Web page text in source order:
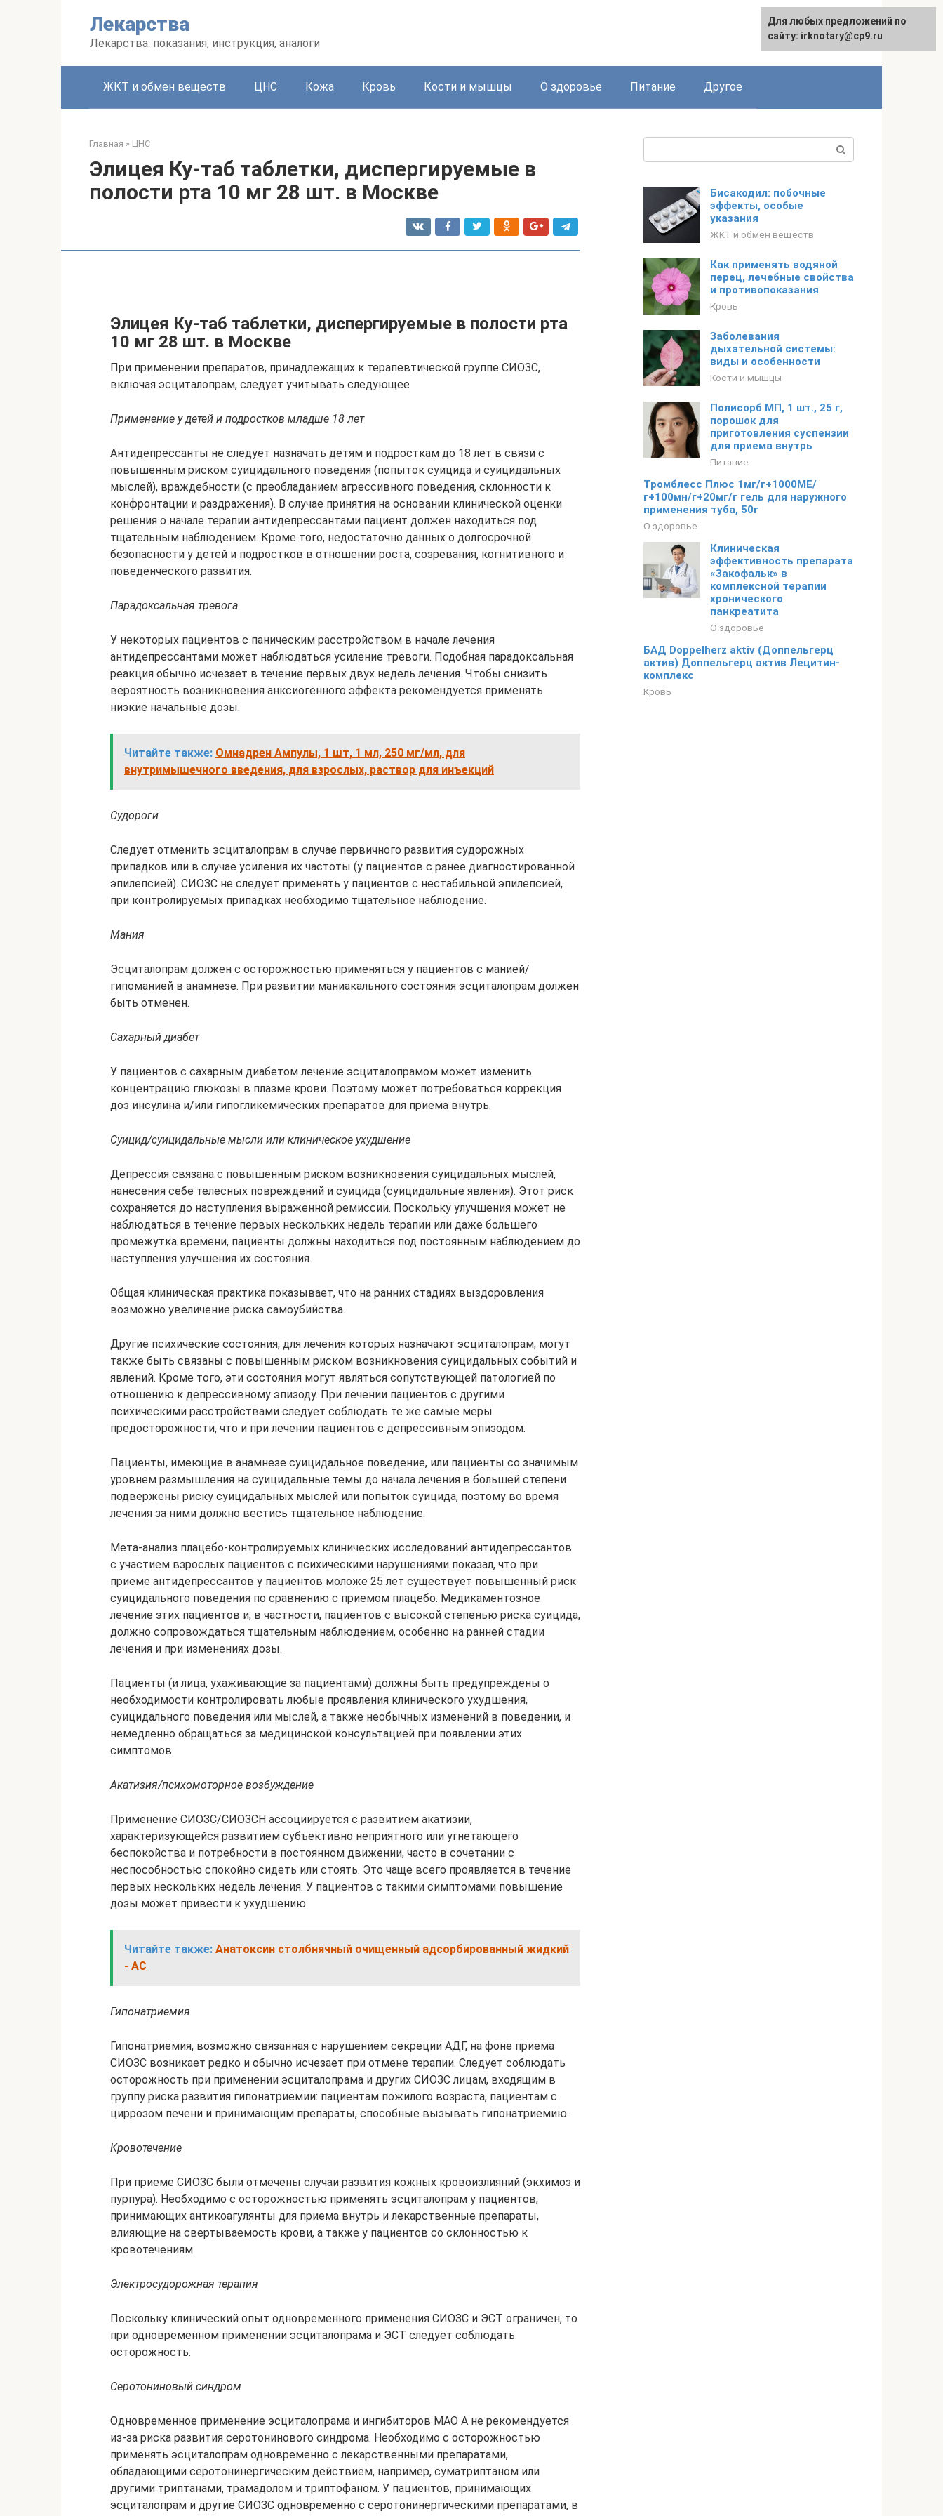
Лекарства
Лекарства: показания, инструкция, аналоги
ЖКТ и обмен веществ ЦНС Кожа Кровь Кости и мышцы О здоровье Питание Другое
Главная » ЦНС
Элицея Ку-таб таблетки, диспергируемые в
полости рта 10 мг 28 шт. в Москве
Элицея Ку-таб таблетки, диспергируемые в полости рта
10 мг 28 шт. в Москве
При применении препаратов, принадлежащих к терапевтической группе СИОЗС,
включая эсциталопрам, следует учитывать следующее
Применение у детей и подростков младше 18 лет
Антидепрессанты не следует назначать детям и подросткам до 18 лет в связи с
повышенным риском суицидального поведения (попыток суицида и суицидальных
мыслей), враждебности (с преобладанием агрессивного поведения, склонности к
конфронтации и раздражения). В случае принятия на основании клинической оценки
решения о начале терапии антидепрессантами пациент должен находиться под
тщательным наблюдением. Кроме того, недостаточно данных о долгосрочной
безопасности у детей и подростков в отношении роста, созревания, когнитивного и
поведенческого развития.
Парадоксальная тревога
У некоторых пациентов с паническим расстройством в начале лечения
антидепрессантами может наблюдаться усиление тревоги. Подобная парадоксальная
реакция обычно исчезает в течение первых двух недель лечения. Чтобы снизить
вероятность возникновения анксиогенного эффекта рекомендуется применять
низкие начальные дозы.
Читайте также: Омнадрен Ампулы, 1 шт, 1 мл, 250 мг/мл, для
внутримышечного введения, для взрослых, раствор для инъекций
Судороги
Следует отменить эсциталопрам в случае первичного развития судорожных
припадков или в случае усиления их частоты (у пациентов с ранее диагностированной
эпилепсией). СИОЗС не следует применять у пациентов с нестабильной эпилепсией,
при контролируемых припадках необходимо тщательное наблюдение.
Мания
Эсциталопрам должен с осторожностью применяться у пациентов с манией/
гипоманией в анамнезе. При развитии маниакального состояния эсциталопрам должен
быть отменен.
Сахарный диабет
У пациентов с сахарным диабетом лечение эсциталопрамом может изменить
концентрацию глюкозы в плазме крови. Поэтому может потребоваться коррекция
доз инсулина и/или гипогликемических препаратов для приема внутрь.
Суицид/суицидальные мысли или клиническое ухудшение
Депрессия связана с повышенным риском возникновения суицидальных мыслей,
нанесения себе телесных повреждений и суицида (суицидальные явления). Этот риск
сохраняется до наступления выраженной ремиссии. Поскольку улучшения может не
наблюдаться в течение первых нескольких недель терапии или даже большего
промежутка времени, пациенты должны находиться под постоянным наблюдением до
наступления улучшения их состояния.
Общая клиническая практика показывает, что на ранних стадиях выздоровления
возможно увеличение риска самоубийства.
Другие психические состояния, для лечения которых назначают эсциталопрам, могут
также быть связаны с повышенным риском возникновения суицидальных событий и
явлений. Кроме того, эти состояния могут являться сопутствующей патологией по
отношению к депрессивному эпизоду. При лечении пациентов с другими
психическими расстройствами следует соблюдать те же самые меры
предосторожности, что и при лечении пациентов с депрессивным эпизодом.
Пациенты, имеющие в анамнезе суицидальное поведение, или пациенты со значимым
уровнем размышления на суицидальные темы до начала лечения в большей степени
подвержены риску суицидальных мыслей или попыток суицида, поэтому во время
лечения за ними должно вестись тщательное наблюдение.
Мета-анализ плацебо-контролируемых клинических исследований антидепрессантов
с участием взрослых пациентов с психическими нарушениями показал, что при
приеме антидепрессантов у пациентов моложе 25 лет существует повышенный риск
суицидального поведения по сравнению с приемом плацебо. Медикаментозное
лечение этих пациентов и, в частности, пациентов с высокой степенью риска суицида,
должно сопровождаться тщательным наблюдением, особенно на ранней стадии
лечения и при изменениях дозы.
Пациенты (и лица, ухаживающие за пациентами) должны быть предупреждены о
необходимости контролировать любые проявления клинического ухудшения,
суицидального поведения или мыслей, а также необычных изменений в поведении, и
немедленно обращаться за медицинской консультацией при появлении этих
симптомов.
Акатизия/психомоторное возбуждение
Применение СИОЗС/СИОЗСН ассоциируется с развитием акатизии,
характеризующейся развитием субъективно неприятного или угнетающего
беспокойства и потребности в постоянном движении, часто в сочетании с
неспособностью спокойно сидеть или стоять. Это чаще всего проявляется в течение
первых нескольких недель лечения. У пациентов с такими симптомами повышение
дозы может привести к ухудшению.
Читайте также: Анатоксин столбнячный очищенный адсорбированный жидкий
- АС
Гипонатриемия
Гипонатриемия, возможно связанная с нарушением секреции АДГ, на фоне приема
СИОЗС возникает редко и обычно исчезает при отмене терапии. Следует соблюдать
осторожность при применении эсциталопрама и других СИОЗС лицам, входящим в
группу риска развития гипонатриемии: пациентам пожилого возраста, пациентам с
циррозом печени и принимающим препараты, способные вызывать гипонатриемию.
Кровотечение
При приеме СИОЗС были отмечены случаи развития кожных кровоизлияний (экхимоз и
пурпура). Необходимо с осторожностью применять эсциталопрам у пациентов,
принимающих антикоагулянты для приема внутрь и лекарственные препараты,
влияющие на свертываемость крови, а также у пациентов со склонностью к
кровотечениям.
Электросудорожная терапия
Поскольку клинический опыт одновременного применения СИОЗС и ЭСТ ограничен, то
при одновременном применении эсциталопрама и ЭСТ следует соблюдать
осторожность.
Серотониновый синдром
Одновременное применение эсциталопрама и ингибиторов МАО А не рекомендуется
из-за риска развития серотонинового синдрома. Необходимо с осторожностью
применять эсциталопрам одновременно с лекарственными препаратами,
обладающими серотонинергическим действием, например, суматриптаном или
другими триптанами, трамадолом и триптофаном. У пациентов, принимающих
эсциталопрам и другие СИОЗС одновременно с серотонинергическими препаратами, в
Бисакодил: побочные
эффекты, особые
указания
ЖКТ и обмен веществ
Как применять водяной
перец, лечебные свойства
и противопоказания
Кровь
Заболевания
дыхательной системы:
виды и особенности
Кости и мышцы
Полисорб МП, 1 шт., 25 г,
порошок для
приготовления суспензии
для приема внутрь
Питание
Тромблесс Плюс 1мг/г+1000МЕ/
г+100мн/г+20мг/г гель для наружного
применения туба, 50г
О здоровье
Клиническая
эффективность препарата
«Закофальк» в
комплексной терапии
хронического
панкреатита
О здоровье
БАД Doppelherz aktiv (Доппельгерц
актив) Доппельгерц актив Лецитин-
комплекс
Кровь
Для любых предложений по
сайту: irknotary@cp9.ru